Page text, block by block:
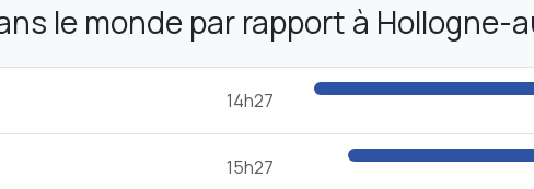
le monde par rapport à Hollogne-
14h27
15h27